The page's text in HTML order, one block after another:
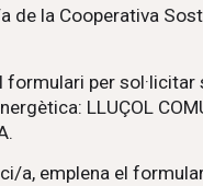
de la Cooperativa
formulari per sol·licitar
LLUÇOL
.
a, emplena el